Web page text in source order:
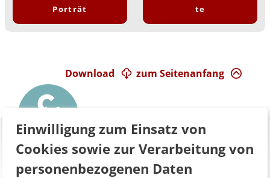
Porträt
te
zum Seitenanfang
Download
Einwilligung zum Einsatz von
Cookies sowie zur Verarbeitung von
personenbezogenen Daten